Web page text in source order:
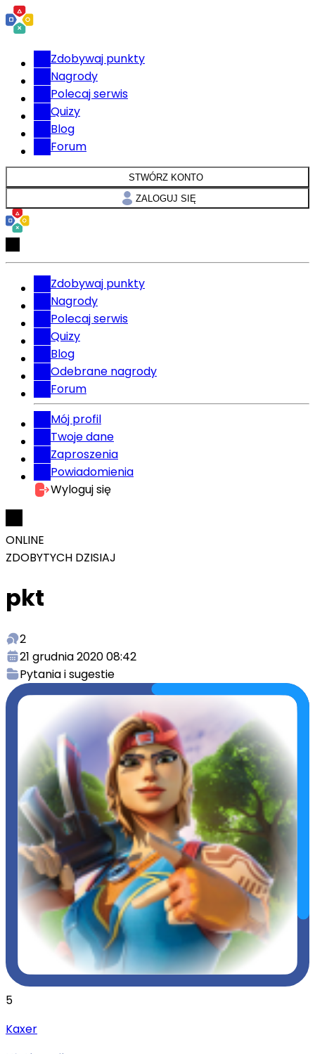
Zdobywaj punkty
Nagrody
Polecaj serwis
Quizy
Blog
Forum
STWÓRZ KONTO
ZALOGUJ SIĘ
Zdobywaj punkty
Nagrody
Polecaj serwis
Quizy
Blog
Odebrane nagrody
Forum
Mój profil
Twoje dane
Zaproszenia
Powiadomienia
Wyloguj się
ONLINE
ZDOBYTYCH DZISIAJ
pkt
2
21 grudnia 2020 08:42
Pytania i sugestie
5
Kaxer